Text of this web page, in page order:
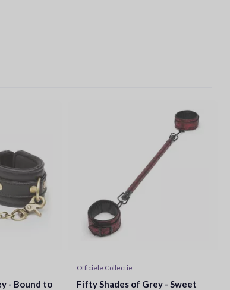
- Bound to
Officiële Collectie
Fifty Shades of Grey - Sweet